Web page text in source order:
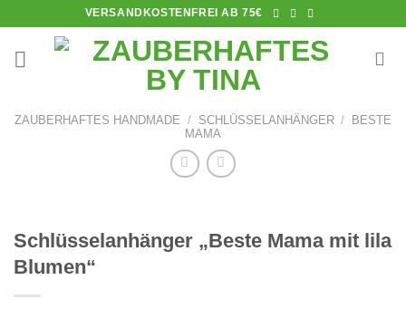
content
VERSANDKOSTENFREI AB 75€
ZAUBERHAFTES HANDMADE / SCHLÜSSELANHÄNGER /
BESTE
MAMA
Schlüsselanhänger „Beste Mama mit lila
Blumen“